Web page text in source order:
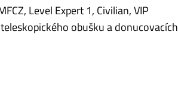
Level Expert 1, Civilian, VIP
obušku a donucovacích